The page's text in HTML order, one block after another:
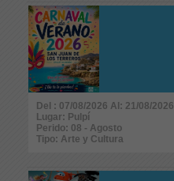
Del : 07/08/2026 Al: 21/08/2026
Lugar: Pulpí
Perido: 08 - Agosto
Tipo: Arte y Cultura